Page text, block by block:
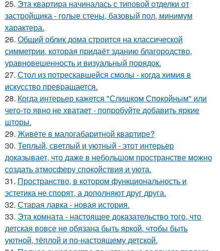
25. Эта квартира начиналась с типовой отделки от
застройщика - голые стены, базовый пол, минимум
характера.
26. Общий облик дома строится на классической
симметрии, которая придаёт зданию благородство,
уравновешенность и визуальный порядок.
27. Стол из потрескавшейся смолы - когда химия в
искусство превращается.
28. Когда интерьер кажется "Слишком Спокойным" или
чего-то явно не хватает - попробуйте добавить яркие
шторы.
29. Живёте в малогабаритной квартире?
30. Теплый, светлый и уютный - этот интерьер
доказывает, что даже в небольшом пространстве можно
создать атмосферу спокойствия и уюта.
31. Пространство, в котором функциональность и
эстетика не спорят, а дополняют друг друга.
32. Старая лавка - новая история.
33. Эта комната - настоящее доказательство того, что
детская вовсе не обязана быть яркой, чтобы быть
уютной, тёплой и по-настоящему детской.